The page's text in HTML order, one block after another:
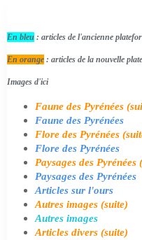
En bleu : articles de l'ancienne
En orange : articles de la nouvelle
Images d'ici
Faune des Pyrénées
Faune des Pyrénées
Flore des Pyrénées
Flore des Pyrénées
Paysages des Pyrénées
Paysages des Pyrénées
Articles sur l'ours
Autres images (suite)
Autres images
Articles divers (suite)